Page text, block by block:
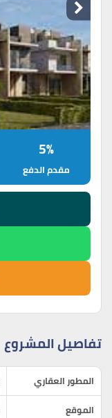
5%
مقدم الدفع
تفاصيل المشروع
المطور العقاري
الموقع